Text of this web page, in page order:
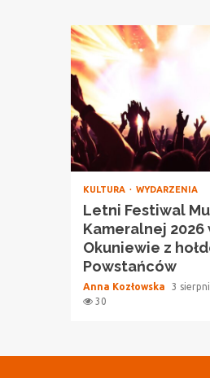
KULTURA WYDARZENIA
Letni Festiwal
Kameralnej 2026
Okuniewie z
Powstańców
Anna Kozłowska
3
30